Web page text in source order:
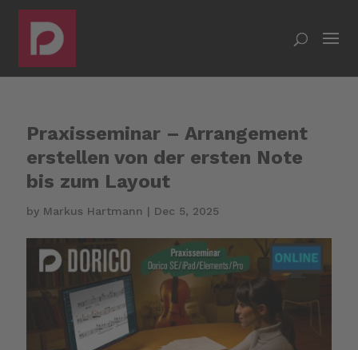
Praxisseminar – Arrangement
erstellen von der ersten Note
bis zum Layout
by Markus Hartmann | Dec 5, 2025